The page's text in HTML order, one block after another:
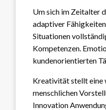
Um sich im Zeitalter
adaptiver
Situationen
Kompetenzen.
kundenorientierten
Kreativität stellt eine
menschlichen
Innovation